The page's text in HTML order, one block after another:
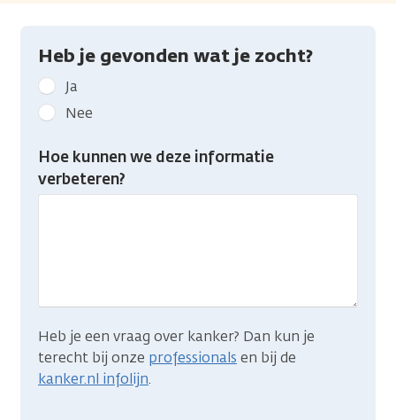
Heb je gevonden wat je zocht?
Geef
kanker.nl
feedback:
Heb
gevonden
Ja
Nee
Hoe kunnen we deze informatie
verbeteren?
Heb je een vraag over kanker? Dan kun je
terecht bij onze professionals en bij de
kanker.nl infolijn.